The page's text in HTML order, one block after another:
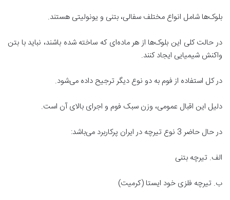
بلوک‌ها شامل انواع مختلف سفالی، بتنی و یونولیتی هستند.
در حالت کلی این بلوک‌ها از هر ماده‌ای که ساخته شده باشند، نباید با بتن
واکنش شیمیایی ایجاد کنند.
در کل استفاده از فوم به دو نوع دیگر ترجیح داده می‌شود.
دلیل این اقبال عمومی، وزن سبک فوم و اجرای بالای آن است.
در حال حاضر 3 نوع تیرچه در ایران پرکاربرد می‌باشد:
الف. تیرچه بتنی
ب. تیرچه فلزی خود ایستا (کرمیت)